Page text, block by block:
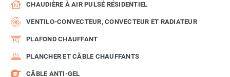
CHAUDIÈRE À AIR PULSÉ RÉSIDENTIEL
VENTILO-CONVECTEUR, CONVECTEUR ET RADIATEUR
PLAFOND CHAUFFANT
PLANCHER ET CÂBLE CHAUFFANTS
CÂBLE ANTI-GEL